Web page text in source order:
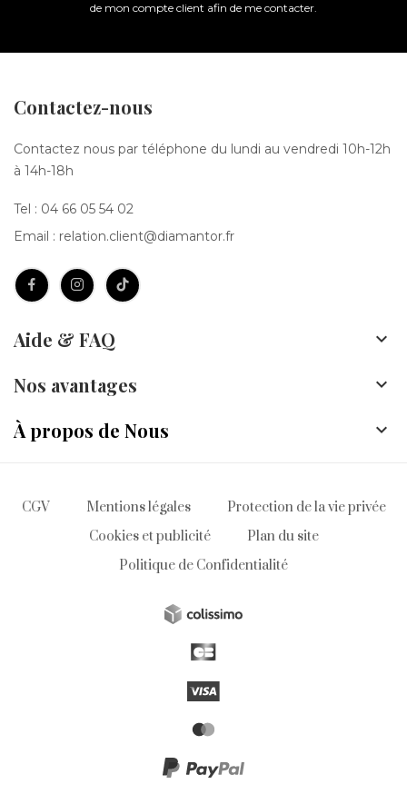
de mon compte client afin de me contacter.
Contactez-nous
Contactez nous par téléphone du lundi au vendredi 10h-12h
à 14h-18h
Tel : 04 66 05 54 02
Email : relation.client@diamantor.fr
Aide & FAQ 
Nos avantages 
À propos de Nous 
CGV Mentions légales
Protection de la vie privée
Cookies et publicité
Plan du site
Politique de Confidentialité